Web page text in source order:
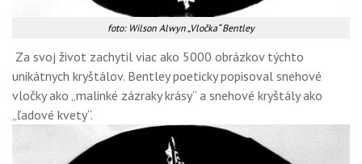
foto: Wilson Alwyn „Vločka“ Bentley
Za svoj život zachytil viac ako 5000 obrázkov týchto
unikátnych kryštálov. Bentley poeticky popisoval snehové
vločky ako „malinké zázraky krásy“ a snehové kryštály ako
„ľadové kvety“.